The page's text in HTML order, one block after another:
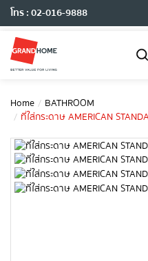
โทร : 02-016-9888
Home
BATHROOM
ที่ใส่กระดาษ AMERICAN